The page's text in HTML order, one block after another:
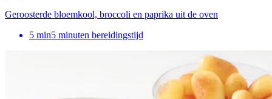
Geroosterde bloemkool, broccoli en paprika uit de oven
5 min5 minuten bereidingstijd